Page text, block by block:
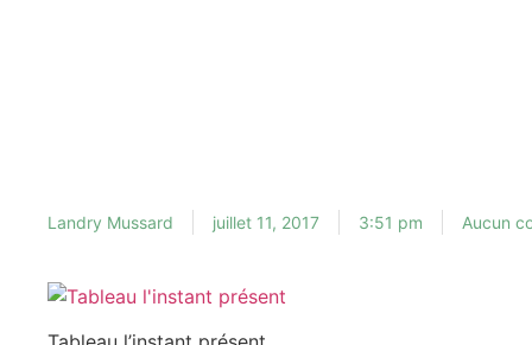
Landry Mussard juillet 11, 2017 3:51 pm Aucun